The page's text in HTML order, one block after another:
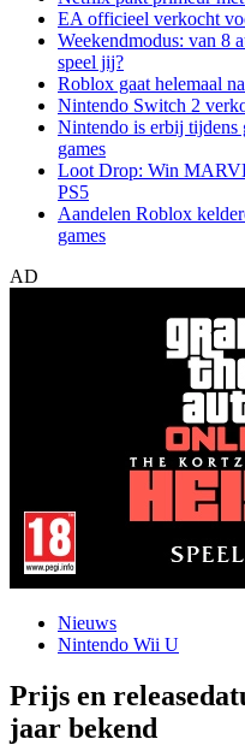
EA officieel verkocht
Weekendmodus: van 8
speel jij?
Roblox gaat helemaal
Nintendo Switch 2
Nintendo is erbij tijdens
games
Loot Drop: Win
PS5
Aandelen Roblox
games
AD
Nieuws
Nintendo Wii U
Prijs en
jaar bekend